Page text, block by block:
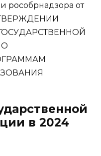
рособрнадзора от
в 2024